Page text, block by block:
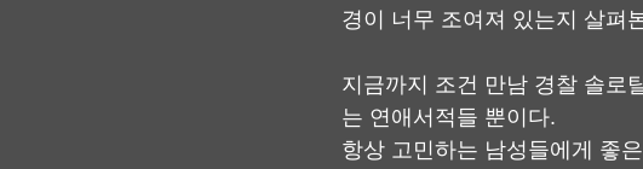
경이 너무 조여져 있는지 살펴
지금까지 조건 만남 경찰 솔로
는 연애서적들 뿐이다.
항상 고민하는 남성들에게 좋